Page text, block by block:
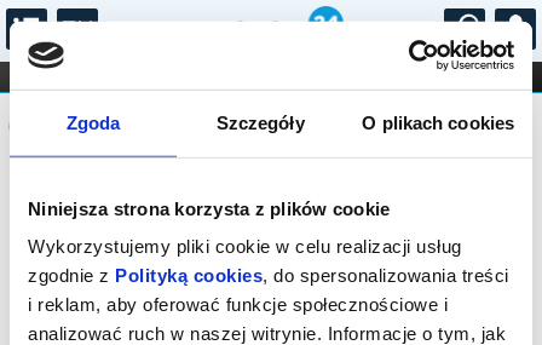
Zgoda Szczegóły O plikach cookies
Niniejsza strona korzysta z plików cookie
Wykorzystujemy pliki cookie w celu realizacji usług
zgodnie z Polityką cookies, do spersonalizowania treści
i reklam, aby oferować funkcje społecznościowe i
analizować ruch w naszej witrynie. Informacje o tym, jak
...
FILHARMONIA OPERA I BALET
STAND-UP
DLA DZIECI
Komunikat
Sprzedaż biletów on-line na wydarzenie
została zakończona.